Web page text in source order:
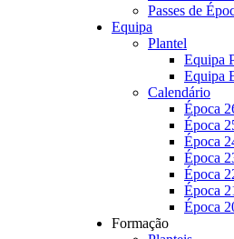
Passes de
Equipa
Plantel
Equipa
Equipa
Calendário
Época
Época
Época
Época
Época
Época
Época
Formação